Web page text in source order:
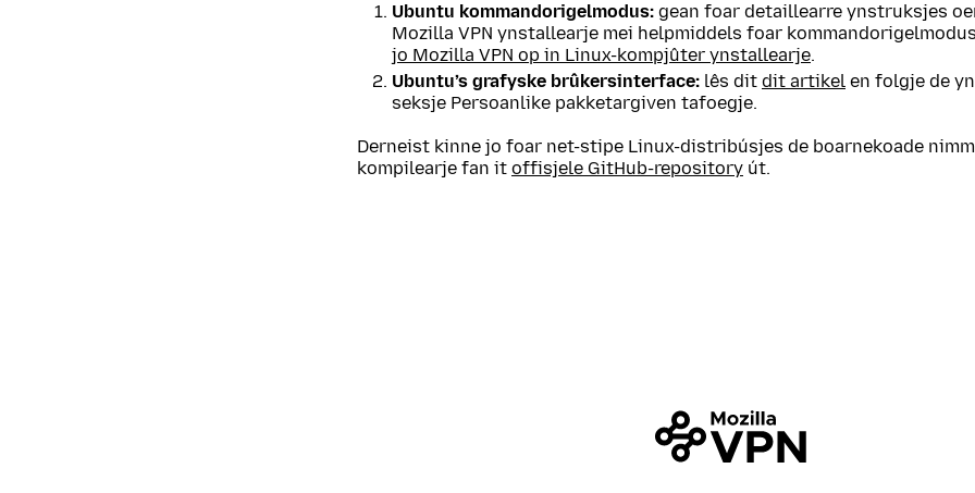
Ubuntu kommandorigelmodus: gean foar detaillearre ynstruksjes
Mozilla VPN ynstallearje mei helpmiddels foar
jo Mozilla VPN op in Linux-kompjûter ynstallearje.
Ubuntu’s grafyske brûkersinterface: lês dit dit artikel en folgje de
seksje Persoanlike pakketargiven tafoegje.
Derneist kinne jo foar net-stipe Linux-distribúsjes de boarnekoade
kompilearje fan it offisjele GitHub-repository út.